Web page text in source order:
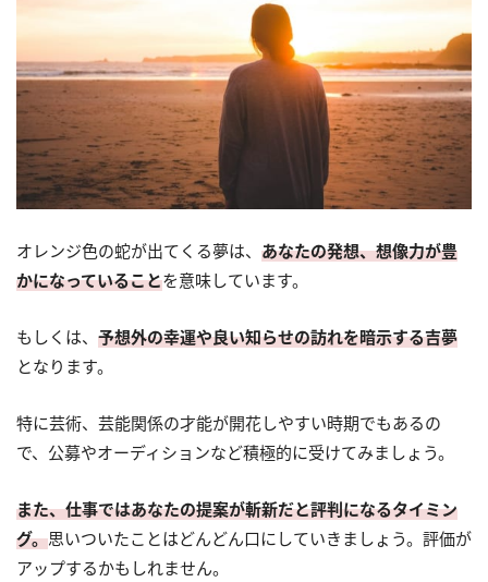
オレンジ色の蛇が出てくる夢は、 あなたの発想、想像力が豊
かになっていることを意味しています。
もしくは、 予想外の幸運や良い知らせの訪れを暗示する吉夢
となります。
特に芸術、芸能関係の才能が開花しやすい時期でもあるの
で、公募やオーディションなど積極的に受けてみましょう。
また、仕事ではあなたの提案が斬新だと評判になるタイミン
グ。思いついたことはどんどん口にしていきましょう。評価が
アップするかもしれません。